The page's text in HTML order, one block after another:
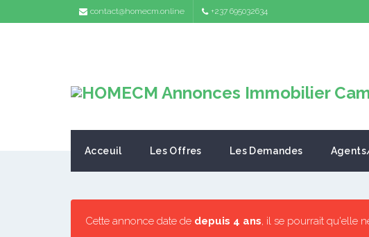
contact@homecm.online +237 695032634
Acceuil Les Offres Les Demandes
Cette annonce date de depuis 4 ans, il se pourrait qu'elle